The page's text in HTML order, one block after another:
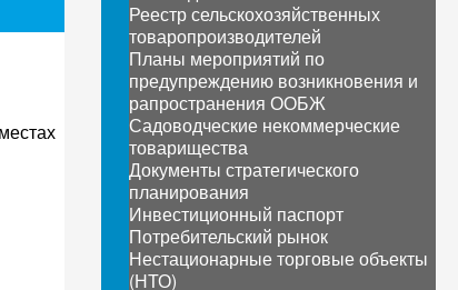
Реестр сельскохозяйственных
товаропроизводителей
Планы мероприятий по
предупреждению возникновения и
рапространения ООБЖ
Садоводческие некоммерческие
товарищества
Документы стратегического
планирования
Инвестиционный паспорт
Потребительский рынок
Нестационарные торговые объекты
(НТО)